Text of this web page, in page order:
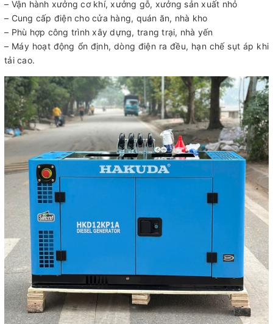
– Vận hành xưởng cơ khí, xưởng gỗ, xưởng sản xuất nhỏ
– Cung cấp điện cho cửa hàng, quán ăn, nhà kho
– Phù hợp công trình xây dựng, trang trại, nhà yến
– Máy hoạt động ổn định, dòng điện ra đều, hạn chế sụt áp khi
tải cao.